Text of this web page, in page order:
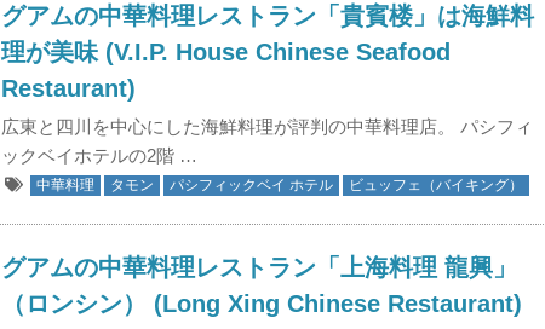
グアムの中華料理レストラン「貴賓楼」は海鮮料
理が美味 (V.I.P. House Chinese Seafood
Restaurant)
広東と四川を中心にした海鮮料理が評判の中華料理店。 パシフィ
ックベイホテルの2階 …
中華料理 タモン パシフィックベイ ホテル ビュッフェ（バイキング）
グアムの中華料理レストラン「上海料理 龍興」
（ロンシン） (Long Xing Chinese Restaurant)